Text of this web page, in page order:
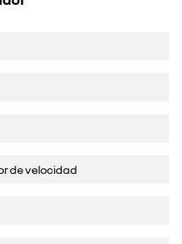
de velocidad